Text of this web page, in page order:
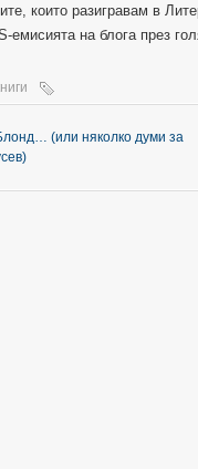
които разигравам в
емисията на блога през
(или няколко думи за